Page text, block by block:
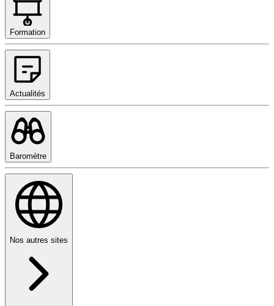
Formation
Actualités
Baromètre
Nos autres sites